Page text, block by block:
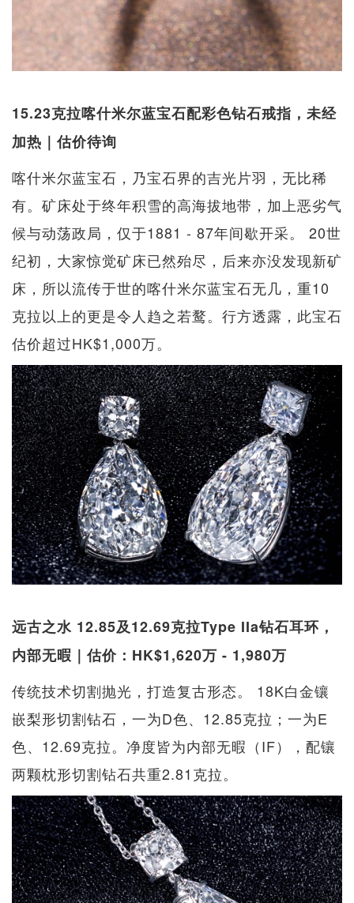
15.23克拉喀什米尔蓝宝石配彩色钻石戒指，未经
加热｜估价待询
喀什米尔蓝宝石，乃宝石界的吉光片羽，无比稀
有。矿床处于终年积雪的高海拔地带，加上恶劣气
候与动荡政局，仅于1881 - 87年间歇开采。 20世
纪初，大家惊觉矿床已然殆尽，后来亦没发现新矿
床，所以流传于世的喀什米尔蓝宝石无几，重10
克拉以上的更是令人趋之若鹜。行方透露，此宝石
估价超过HK$1,000万。
远古之水 12.85及12.69克拉Type IIa钻石耳环，
内部无暇｜估价：HK$1,620万 - 1,980万
传统技术切割抛光，打造复古形态。 18K白金镶
嵌梨形切割钻石，一为D色、12.85克拉；一为E
色、12.69克拉。净度皆为内部无暇（IF），配镶
两颗枕形切割钻石共重2.81克拉。